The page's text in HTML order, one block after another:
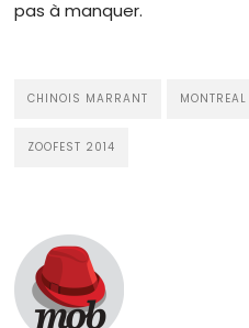
pas à manquer.
CHINOIS MARRANT MONTREAL
ZOOFEST 2014